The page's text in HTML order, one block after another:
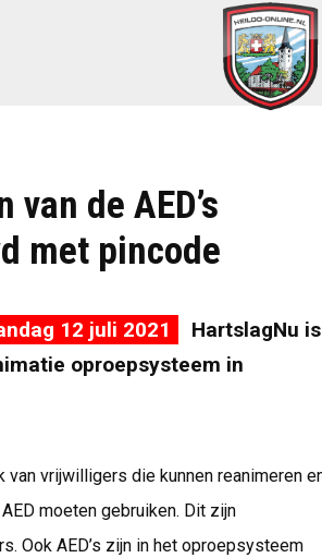
van de AED’s
met pincode
12 juli 2021
HartslagNu is
oproepsysteem in
van vrijwilligers die kunnen reanimeren
moeten gebruiken. Dit zijn
Ook AED’s zijn in het oproepsysteem